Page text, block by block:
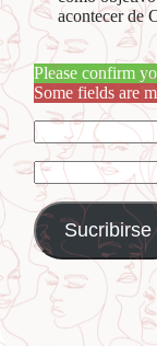
acontecer de
Please confirm
Some fields are